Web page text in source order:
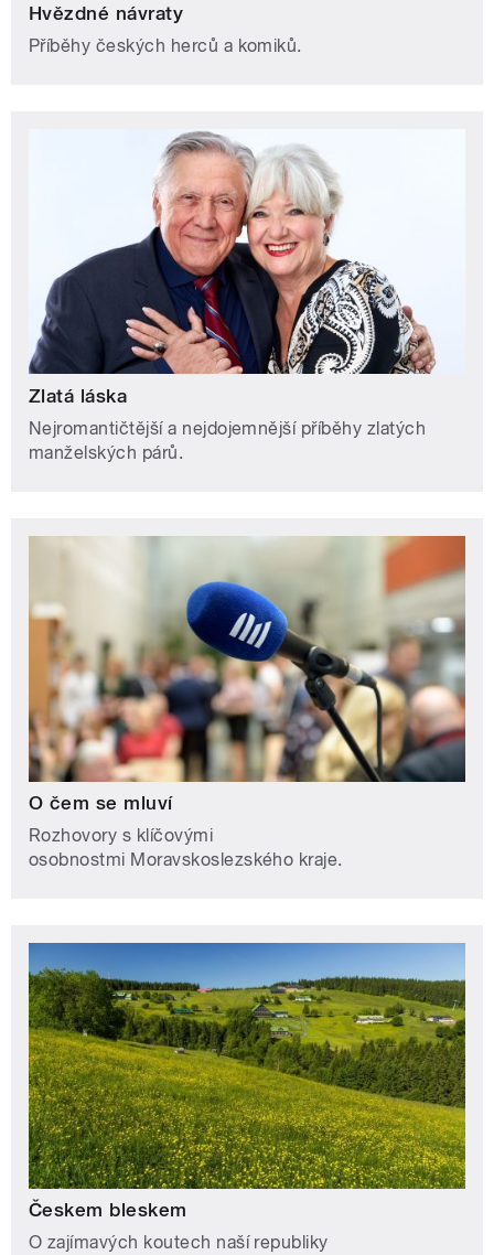
Hvězdné návraty
Příběhy českých herců a komiků.
Zlatá láska
Nejromantičtější a nejdojemnější příběhy zlatých
manželských párů.
O čem se mluví
Rozhovory s klíčovými
osobnostmi Moravskoslezského kraje.
Českem bleskem
O zajímavých koutech naší republiky